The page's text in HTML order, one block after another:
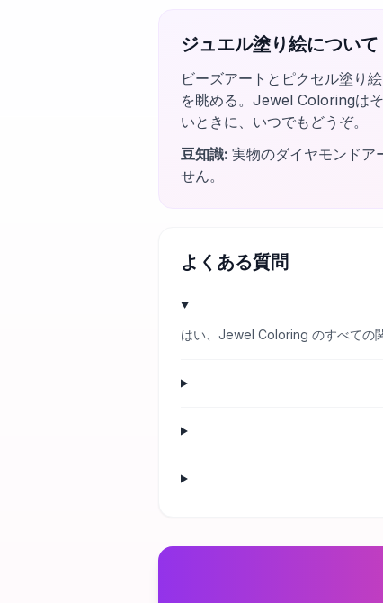
ジュエル塗り絵について
ビーズアートとピクセル塗り
を眺める。Jewel Coloringは
いときに、いつでもどうぞ。
豆知識: 実物のダイヤモンドア
せん。
よくある質問
はい、Jewel Coloring のすべての